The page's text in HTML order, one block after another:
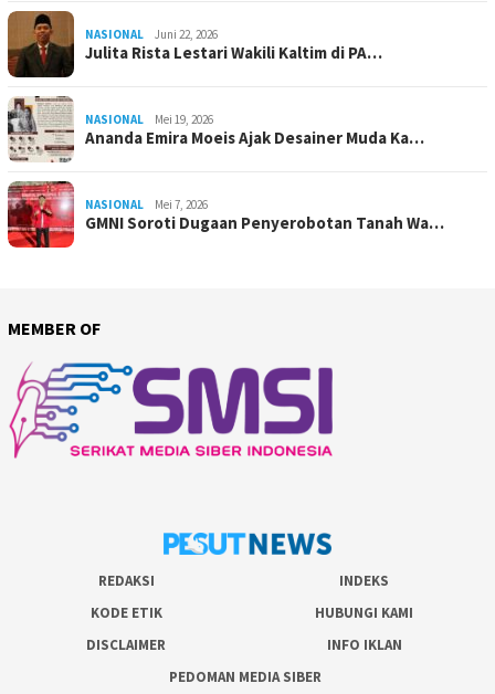
NASIONAL Juni 22, 2026
Julita Rista Lestari Wakili Kaltim di PA…
NASIONAL Mei 19, 2026
Ananda Emira Moeis Ajak Desainer Muda Ka…
NASIONAL Mei 7, 2026
GMNI Soroti Dugaan Penyerobotan Tanah Wa…
MEMBER OF
REDAKSI
INDEKS
KODE ETIK
HUBUNGI KAMI
DISCLAIMER
INFO IKLAN
PEDOMAN MEDIA SIBER